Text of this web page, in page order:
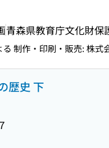
青森県教育庁文化財保
制作・印刷・販売: 株式
歴史 下